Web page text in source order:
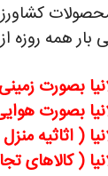
بار همه روزه
بصورت زمینی
بصورت
( اثاثیه
( کالاهای